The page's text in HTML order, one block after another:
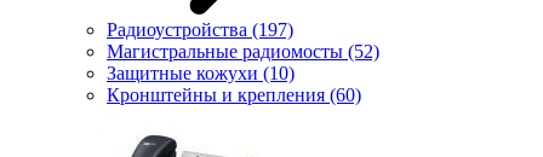
Радиоустройства (197)
Магистральные радиомосты (52)
Защитные кожухи (10)
Кронштейны и крепления (60)